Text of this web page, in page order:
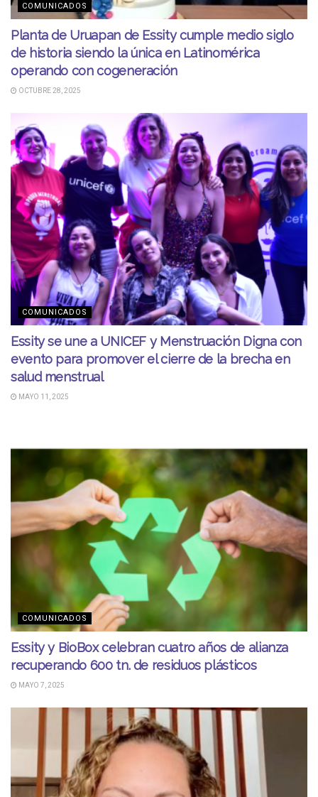
COMUNICADOS
Planta de Uruapan de Essity cumple medio siglo
de historia siendo la única en Latinomérica
operando con cogeneración
OCTUBRE 28, 2025
COMUNICADOS
Essity se une a UNICEF y Menstruación Digna con
evento para promover el cierre de la brecha en
salud menstrual
MAYO 11, 2025
COMUNICADOS
Essity y BioBox celebran cuatro años de alianza
recuperando 600 tn. de residuos plásticos
MAYO 7, 2025